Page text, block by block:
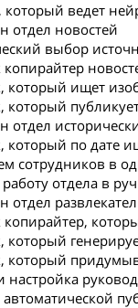
ведет
отдел новостей
выбор
который ищет
который
отдел
который по дате
сотрудников в
работу отдела в
отдел
копирайтер,
который
который
настройка
автоматической